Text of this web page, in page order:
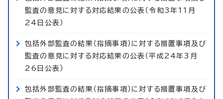
監査の意見に対する対応結果の公表（令和3年11月
24日公表）
包括外部監査の結果（指摘事項）に対する措置事項及び
監査の意見に対する対応結果の公表（平成24年3月
26日公表）
包括外部監査の結果（指摘事項）に対する措置事項及び